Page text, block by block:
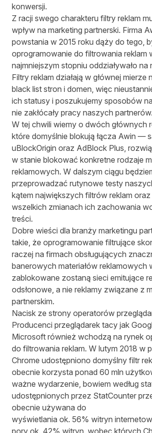
konwersji.
Z racji swego charakteru filtry reklam
wpływ na marketing partnerski. Firma
powstania w 2015 roku dąży do tego,
oprogramowanie do filtrowania reklam
najmniejszym stopniu oddziaływało na
Filtry reklam działają w głównej mierze
black list stron i domen, więc
ich statusy i poszukujemy sposobów
nie zakłócały pracy naszych partnerów.
W tej chwili wiemy o dwóch głównych
które domyślnie blokują łącza Awin —
uBlockOrigin oraz AdBlock Plus,
w stanie blokować konkretne rodzaje
reklamowych. W dalszym ciągu
przeprowadzać rutynowe testy
kątem największych filtrów reklam
wszelkich zmianach ich zachowania
treści.
Dobre wieści dla branży marketingu
takie, że oprogramowanie filtrujące
raczej na firmach obsługujących
banerowych materiałów
zablokowane zostaną sieci emitujące
odsłonowe, a nie reklamy związane z
partnerskim.
Nacisk ze strony operatorów
Producenci przeglądarek tacy jak
Microsoft również wchodzą na rynek
do filtrowania reklam. W lutym 2018 w
Chrome udostępniono domyślny filtr
obecnie korzysta ponad 60 mln
ważne wydarzenie, bowiem według
udostępnionych przez StatCounter
obecnie używana do
wyświetlania ok. 56% witryn
pory ok. 42% witryn, wobec których